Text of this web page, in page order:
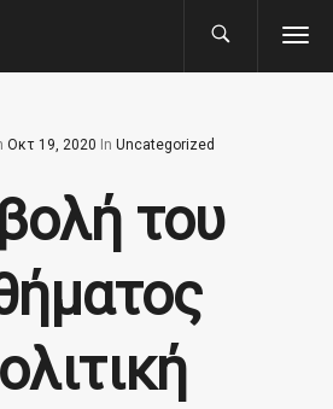
Οκτ 19, 2020 In Uncategorized
του